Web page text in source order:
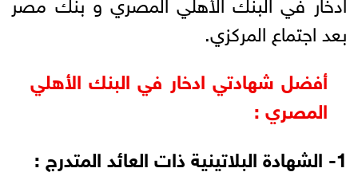
بعد اجتماع المركزي.
أفضل شهادتي ادخار في البنك الأهلي
المصري :
1- الشهادة البلاتينية ذات العائد المتدرج :